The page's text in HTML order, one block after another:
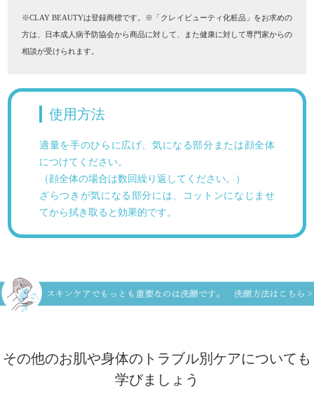
※CLAY BEAUTYは登録商標です。※「クレイビューティ化粧品」をお求めの
方は、日本成人病予防協会から商品に対して、また健康に対して専門家からの
相談が受けられます。
使用方法
適量を手のひらに広げ、気になる部分または顔全体
につけてください。
（顔全体の場合は数回繰り返してください。）
ざらつきが気になる部分には、コットンになじませ
てから拭き取ると効果的です。
その他のお肌や身体のトラブル別ケアについても
学びましょう